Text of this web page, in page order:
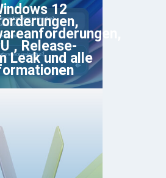
12
, Release-
Leak und alle